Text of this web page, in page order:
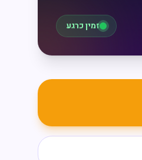
זמין כרגע